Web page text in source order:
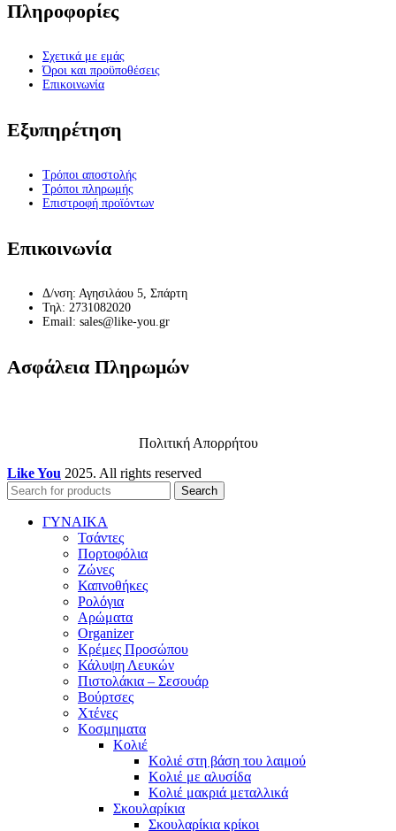
Πληροφορίες
Σχετικά με εμάς
Όροι και προϋποθέσεις
Επικοινωνία
Εξυπηρέτηση
Τρόποι αποστολής
Τρόποι πληρωμής
Επιστροφή προϊόντων
Επικοινωνία
Δ/νση: Αγησιλάου 5, Σπάρτη
Τηλ: 2731082020
Email: sales@like-you.gr
Ασφάλεια Πληρωμών
Πολιτική Απορρήτου
Like You 2025. All rights reserved
Search
ΓΥΝΑΙΚΑ
Τσάντες
Πορτοφόλια
Ζώνες
Καπνοθήκες
Ρολόγια
Αρώματα
Organizer
Κρέμες Προσώπου
Κάλυψη Λευκών
Πιστολάκια – Σεσουάρ
Βούρτσες
Χτένες
Κοσμηματα
Κολιέ
Κολιέ στη βάση του λαιμού
Κολιέ με αλυσίδα
Κολιέ μακριά μεταλλικά
Σκουλαρίκια
Σκουλαρίκια κρίκοι